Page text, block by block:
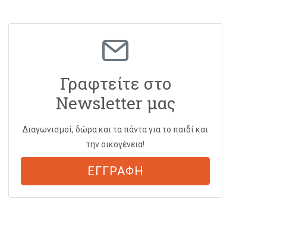
Γραφτείτε στο
Newsletter μας
Διαγωνισμοί, δώρα και τα πάντα για το παιδί και
την οικογένεια!
ΕΓΓΡΑΦΗ